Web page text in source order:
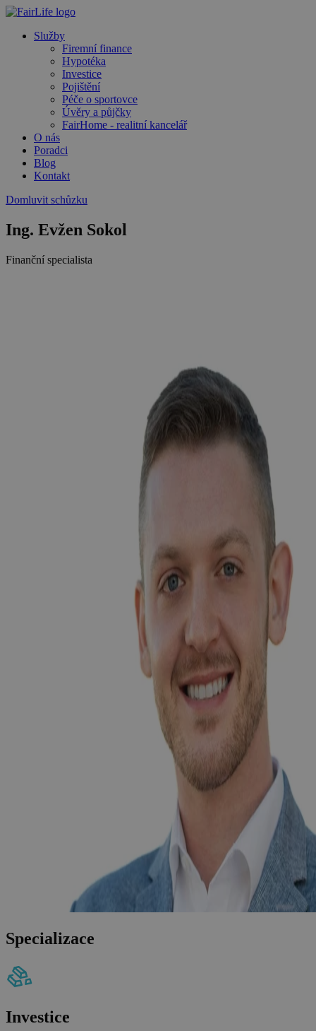
Služby
Firemní finance
Hypotéka
Investice
Pojištění
Péče o sportovce
Úvěry a půjčky
FairHome - realitní kancelář
O nás
Poradci
Blog
Kontakt
Domluvit schůzku
Ing. Evžen Sokol
Finanční specialista
Specializace
Investice